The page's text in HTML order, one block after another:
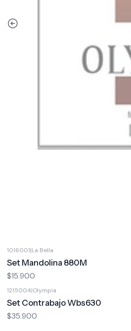
1016001|La Bella
Set Mandolina 880M
$15.900
1215004|Olympia
Set Contrabajo Wbs630
$35.900